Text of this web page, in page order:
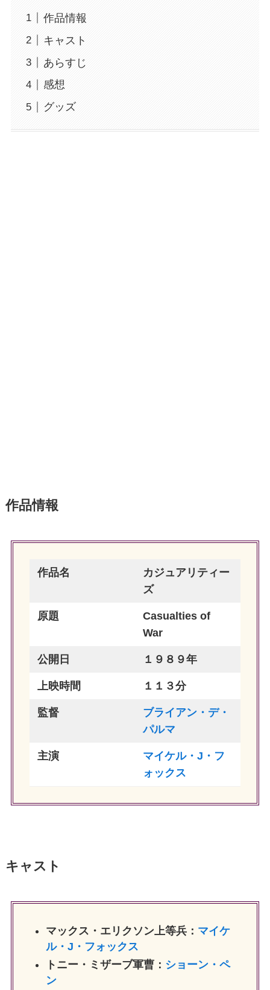
作品情報
キャスト
あらすじ
感想
グッズ
作品情報
作品名
カジュアリティー
ズ
原題
Casualties of
War
公開日 １９８９年
上映時間 １１３分
監督
ブライアン・デ・
パルマ
主演
マイケル・J・フ
ォックス
キャスト
マックス・エリクソン上等兵： マイケ
ル・J・フォックス
トニー・ミザーブ軍曹： ショーン・ペ
ン